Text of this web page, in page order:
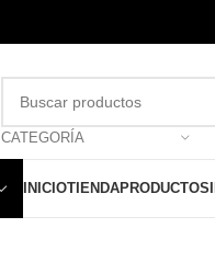
CATEGORÍA
INICIOTIENDAPRODUCTOS